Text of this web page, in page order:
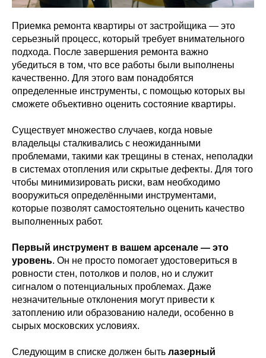
Приемка ремонта квартиры от застройщика — это
серьезный процесс, который требует внимательного
подхода. После завершения ремонта важно
убедиться в том, что все работы были выполнены
качественно. Для этого вам понадобятся
определенные инструменты, с помощью которых вы
сможете объективно оценить состояние квартиры.
Существует множество случаев, когда новые
владельцы сталкивались с неожиданными
проблемами, такими как трещины в стенах, неполадки
в системах отопления или скрытые дефекты. Для того
чтобы минимизировать риски, вам необходимо
вооружиться определёнными инструментами,
которые позволят самостоятельно оценить качество
выполненных работ.
Первый инструмент в вашем арсенале — это
уровень. Он не просто помогает удостовериться в
ровности стен, потолков и полов, но и служит
сигналом о потенциальных проблемах. Даже
незначительные отклонения могут привести к
затоплению или образованию наледи, особенно в
сырых московских условиях.
Следующим в списке должен быть лазерный